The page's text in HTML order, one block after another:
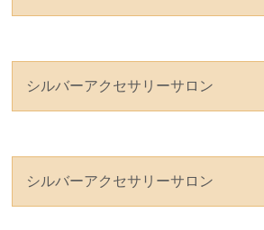
シルバーアクセサリーサロン
シルバーアクセサリーサロン